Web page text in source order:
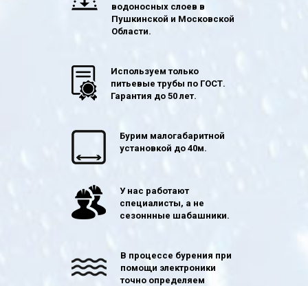
водоносных слоев в
Пушкинской и Московской
Области.
Используем только
питьевые трубы по ГОСТ.
Гарантия до 50 лет.
Бурим малогабаритной
установкой до 40м.
У нас работают
специалисты, а не
сезоннные шабашники.
В процессе бурения при
помощи электроники
точно определяем